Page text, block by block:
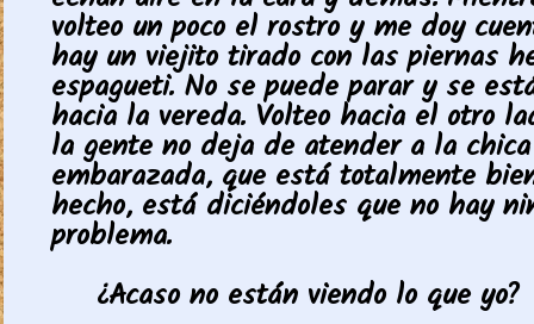
volteo un poco el rostro y me doy
hay un viejito tirado con las piernas
espagueti. No se puede parar y se
hacia la vereda. Volteo hacia el otro
la gente no deja de atender a la chica
embarazada, que está totalmente
hecho, está diciéndoles que no hay
problema.
¿Acaso no están viendo lo que yo?